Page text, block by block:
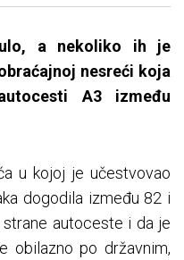
a nekoliko ih je
nesreći koja
A3 između
u kojoj je učestvovao
dogodila između 82 i
autoceste i da je
obilazno po državnim,